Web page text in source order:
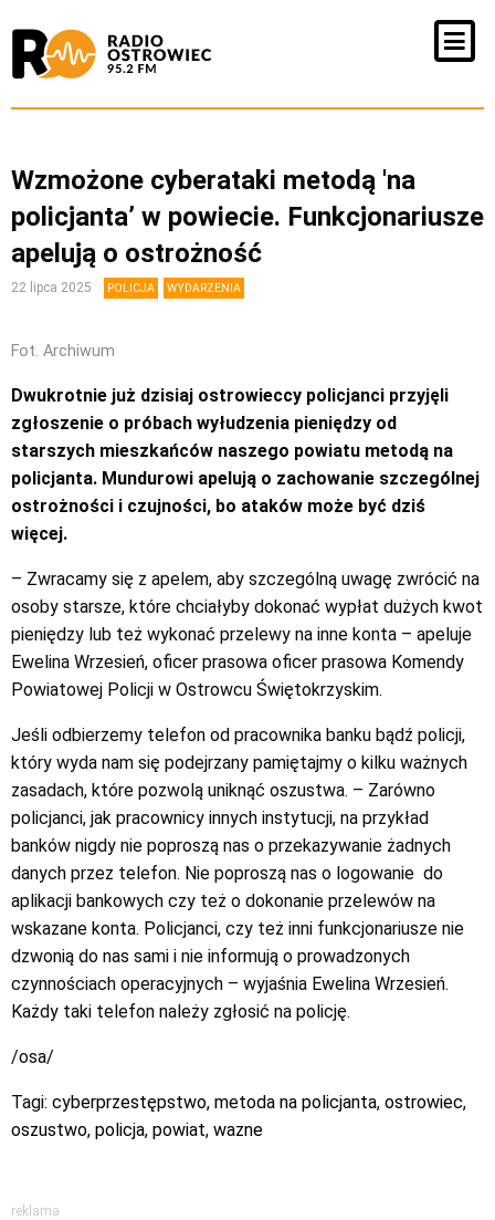
Wzmożone cyberataki metodą 'na
policjanta’ w powiecie. Funkcjonariusze
apelują o ostrożność
22 lipca 2025 POLICJA WYDARZENIA
Fot. Archiwum
Dwukrotnie już dzisiaj ostrowieccy policjanci przyjęli
zgłoszenie o próbach wyłudzenia pieniędzy od
starszych mieszkańców naszego powiatu metodą na
policjanta. Mundurowi apelują o zachowanie szczególnej
ostrożności i czujności, bo ataków może być dziś
więcej.
– Zwracamy się z apelem, aby szczególną uwagę zwrócić na
osoby starsze, które chciałyby dokonać wypłat dużych kwot
pieniędzy lub też wykonać przelewy na inne konta – apeluje
Ewelina Wrzesień, oficer prasowa oficer prasowa Komendy
Powiatowej Policji w Ostrowcu Świętokrzyskim.
Jeśli odbierzemy telefon od pracownika banku bądź policji,
który wyda nam się podejrzany pamiętajmy o kilku ważnych
zasadach, które pozwolą uniknąć oszustwa. – Zarówno
policjanci, jak pracownicy innych instytucji, na przykład
banków nigdy nie poproszą nas o przekazywanie żadnych
danych przez telefon. Nie poproszą nas o logowanie do
aplikacji bankowych czy też o dokonanie przelewów na
wskazane konta. Policjanci, czy też inni funkcjonariusze nie
dzwonią do nas sami i nie informują o prowadzonych
czynnościach operacyjnych – wyjaśnia Ewelina Wrzesień.
Każdy taki telefon należy zgłosić na policję.
/osa/
Tagi: cyberprzestępstwo, metoda na policjanta, ostrowiec,
oszustwo, policja, powiat, wazne
reklama